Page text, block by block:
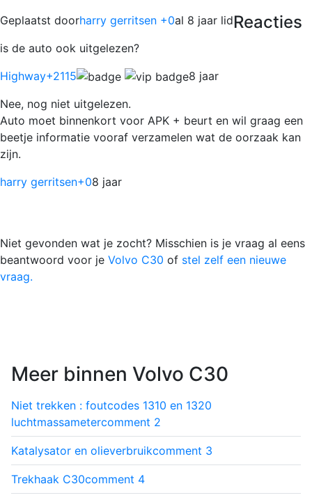
Geplaatst doorharry gerritsen +0al 8 jaar lidReacties
is de auto ook uitgelezen?
Highway+2115
8 jaar
Nee, nog niet uitgelezen.
Auto moet binnenkort voor APK + beurt en wil graag een
beetje informatie vooraf verzamelen wat de oorzaak kan
zijn.
harry gerritsen+08 jaar
Niet gevonden wat je zocht? Misschien is je vraag al eens
beantwoord voor je Volvo C30 of stel zelf een nieuwe
vraag.
Meer binnen Volvo C30
Niet trekken : foutcodes 1310 en 1320
luchtmassametercomment 2
Katalysator en olieverbruikcomment 3
Trekhaak C30comment 4